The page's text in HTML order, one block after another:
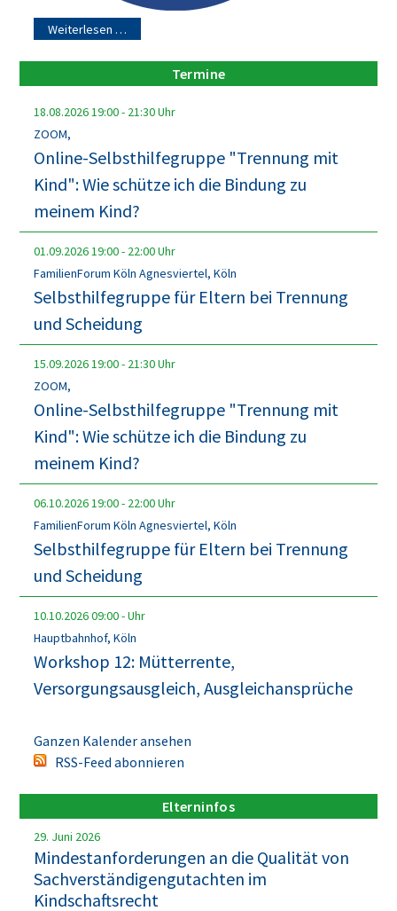
Weiterlesen …
Termine
18.08.2026 19:00- 21:30Uhr
ZOOM,
Online-Selbsthilfegruppe "Trennung mit
Kind": Wie schütze ich die Bindung zu
meinem Kind?
01.09.2026 19:00- 22:00Uhr
FamilienForum Köln Agnesviertel, Köln
Selbsthilfegruppe für Eltern bei Trennung
und Scheidung
15.09.2026 19:00- 21:30Uhr
ZOOM,
Online-Selbsthilfegruppe "Trennung mit
Kind": Wie schütze ich die Bindung zu
meinem Kind?
06.10.2026 19:00- 22:00Uhr
FamilienForum Köln Agnesviertel, Köln
Selbsthilfegruppe für Eltern bei Trennung
und Scheidung
10.10.202609:00-Uhr
Hauptbahnhof, Köln
Workshop 12: Mütterrente,
Versorgungsausgleich, Ausgleichansprüche
Ganzen Kalender ansehen
RSS-Feed abonnieren
Elterninfos
29. Juni 2026
Mindestanforderungen an die Qualität von
Sachverständigengutachten im
Kindschaftsrecht